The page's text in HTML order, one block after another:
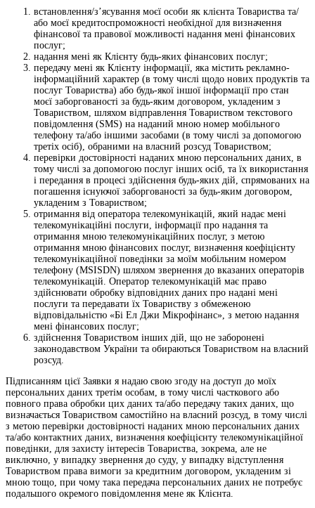
встановлення/з’ясування моєї особи як клієнта Товариства та/
або моєї кредитоспроможності необхідної для визначення
фінансової та правової можливості надання мені фінансових
послуг;
надання мені як Клієнту будь-яких фінансових послуг;
передачу мені як Клієнту інформації, яка містить рекламно-
інформаційний характер (в тому числі щодо нових продуктів та
послуг Товариства) або будь-якої іншої інформації про стан
моєї заборгованості за будь-яким договором, укладеним з
Товариством, шляхом відправлення Товариством текстового
повідомлення (SMS) на наданий мною номер мобільного
телефону та/або іншими засобами (в тому числі за допомогою
третіх осіб), обраними на власний розсуд Товариством;
перевірки достовірності наданих мною персональних даних, в
тому числі за допомогою послуг інших осіб, та їх використання
і передання в процесі здійснення будь-яких дій, спрямованих на
погашення існуючої заборгованості за будь-яким договором,
укладеним з Товариством;
отримання від оператора телекомунікацій, який надає мені
телекомунікаційні послуги, інформації про надання та
отримання мною телекомунікаційних послуг, з метою
отримання мною фінансових послуг, визначення коефіцієнту
телекомунікаційної поведінки за моїм мобільним номером
телефону (MSISDN) шляхом звернення до вказаних операторів
телекомунікацій. Оператор телекомунікацій має право
здійснювати обробку відповідних даних про надані мені
послуги та передавати їх Товариству з обмеженою
відповідальністю «Бі Ел Джи Мікрофінанс», з метою надання
мені фінансових послуг;
здійснення Товариством інших дій, що не заборонені
законодавством України та обираються Товариством на власний
розсуд.
Підписанням цієї Заявки я надаю свою згоду на доступ до моїх
персональних даних третім особам, в тому числі часткового або
повного права обробки цих даних та/або передачу таких даних, що
визначається Товариством самостійно на власний розсуд, в тому числі
з метою перевірки достовірності наданих мною персональних даних
та/або контактних даних, визначення коефіцієнту телекомунікаційної
поведінки, для захисту інтересів Товариства, зокрема, але не
виключно, у випадку звернення до суду, у випадку відступлення
Товариством права вимоги за кредитним договором, укладеним зі
мною тощо, при чому така передача персональних даних не потребує
подальшого окремого повідомлення мене як Клієнта.